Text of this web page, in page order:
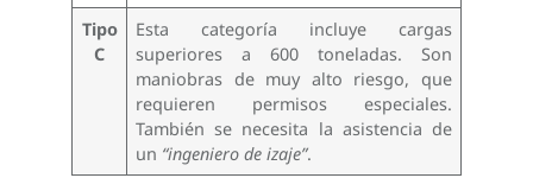
Tipo
C
Esta categoría incluye cargas
superiores a 600 toneladas. Son
maniobras de muy alto riesgo, que
requieren permisos especiales.
También se necesita la asistencia de
un “ingeniero de izaje”.